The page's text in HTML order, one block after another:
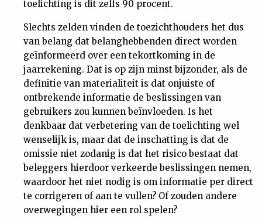
toelichting is dit zelfs 90 procent.
Slechts zelden vinden de toezichthouders het dus
van belang dat belanghebbenden direct worden
geïnformeerd over een tekortkoming in de
jaarrekening. Dat is op zijn minst bijzonder, als de
definitie van materialiteit is dat onjuiste of
ontbrekende informatie de beslissingen van
gebruikers zou kunnen beïnvloeden. Is het
denkbaar dat verbetering van de toelichting wel
wenselijk is, maar dat de inschatting is dat de
omissie niet zodanig is dat het risico bestaat dat
beleggers hierdoor verkeerde beslissingen nemen,
waardoor het niet nodig is om informatie per direct
te corrigeren of aan te vullen? Of zouden andere
overwegingen hier een rol spelen?